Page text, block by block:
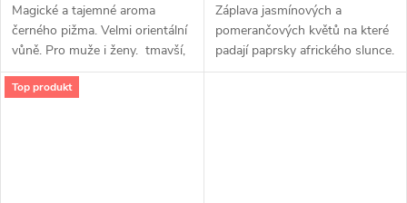
Magické a tajemné aroma
černého pižma. Velmi orientální
vůně. Pro muže i ženy. tmavší,
hlubší pižmová interpretace
Záplava jasmínových a
pomerančových květů na které
padají paprsky afrického slunce.
Radostný, opojný parfém pro
Top produkt